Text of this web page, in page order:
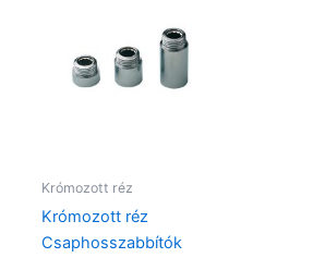
Krómozott réz
Krómozott réz
Csaphosszabbítók